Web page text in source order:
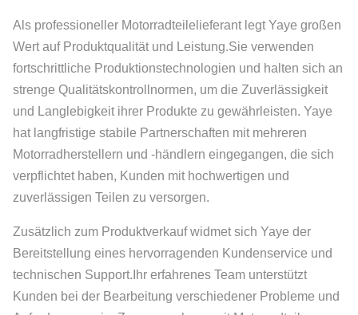
Als professioneller Motorradteilelieferant legt Yaye großen
Wert auf Produktqualität und Leistung.Sie verwenden
fortschrittliche Produktionstechnologien und halten sich an
strenge Qualitätskontrollnormen, um die Zuverlässigkeit
und Langlebigkeit ihrer Produkte zu gewährleisten. Yaye
hat langfristige stabile Partnerschaften mit mehreren
Motorradherstellern und -händlern eingegangen, die sich
verpflichtet haben, Kunden mit hochwertigen und
zuverlässigen Teilen zu versorgen.
Zusätzlich zum Produktverkauf widmet sich Yaye der
Bereitstellung eines hervorragenden Kundenservice und
technischen Support.Ihr erfahrenes Team unterstützt
Kunden bei der Bearbeitung verschiedener Probleme und